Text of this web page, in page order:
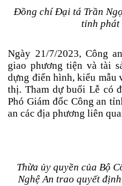
Đồng chí Đại tá Trần
tỉnh
Ngày 21/7/2023, Công
giao phương tiện và tài
dựng điển hình, kiểu mẫu
thị. Tham dự buổi Lễ có
Phó Giám đốc Công an
an các địa phương liên
Thừa ủy quyền của Bộ
Nghệ An trao quyết